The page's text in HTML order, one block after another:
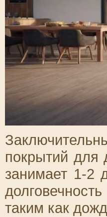
покрытий для
занимает 1-2
таким как